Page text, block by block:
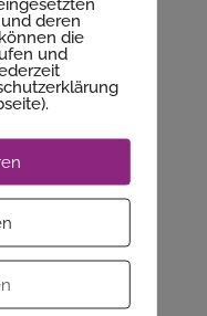
dir einen
und zu
die mich noch
„Diese
deren
die
und